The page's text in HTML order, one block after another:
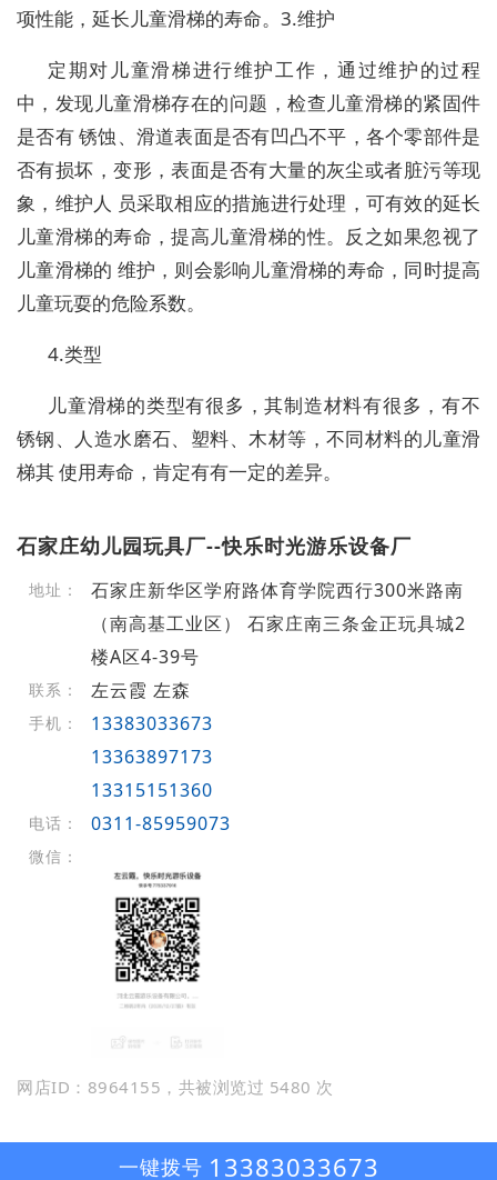
项性能，延长儿童滑梯的寿命。3.维护
定期对儿童滑梯进行维护工作，通过维护的过程
中，发现儿童滑梯存在的问题，检查儿童滑梯的紧固件
是否有 锈蚀、滑道表面是否有凹凸不平，各个零部件是
否有损坏，变形，表面是否有大量的灰尘或者脏污等现
象，维护人 员采取相应的措施进行处理，可有效的延长
儿童滑梯的寿命，提高儿童滑梯的性。反之如果忽视了
儿童滑梯的 维护，则会影响儿童滑梯的寿命，同时提高
儿童玩耍的危险系数。
4.类型
儿童滑梯的类型有很多，其制造材料有很多，有不
锈钢、人造水磨石、塑料、木材等，不同材料的儿童滑
梯其 使用寿命，肯定有有一定的差异。
石家庄幼儿园玩具厂--快乐时光游乐设备厂
地址：
石家庄新华区学府路体育学院西行300米路南
（南高基工业区） 石家庄南三条金正玩具城2
楼A区4-39号
联系： 左云霞 左森
手机：
13383033673
13363897173
13315151360
电话： 0311-85959073
微信：
网店ID：8964155，共被浏览过 5480 次
一键拨号 13383033673